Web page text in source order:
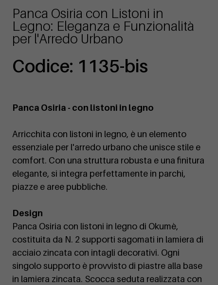
Panca Osiria con Listoni in
Legno: Eleganza e Funzionalità
per l'Arredo Urbano
Codice: 1135-bis
Panca Osiria - con listoni in legno
Arricchita con listoni in legno, è un elemento
essenziale per l'arredo urbano che unisce stile e
comfort. Con una struttura robusta e una finitura
elegante, si integra perfettamente in parchi,
piazze e aree pubbliche.
Design
Panca Osiria con listoni in legno di Okumè,
costituita da N. 2 supporti sagomati in lamiera di
acciaio zincata con intagli decorativi. Ogni
singolo supporto è provvisto di piastre alla base
in lamiera zincata. Scocca seduta realizzata con